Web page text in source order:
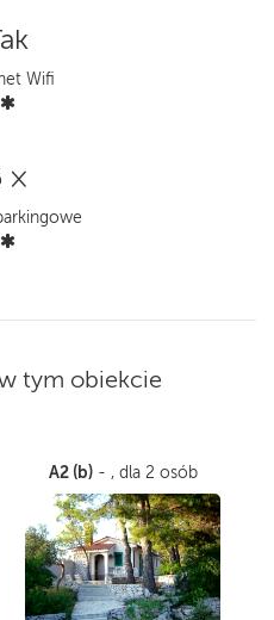
Wifi
×
tym obiekcie
A2 (b)- , dla 2 osób